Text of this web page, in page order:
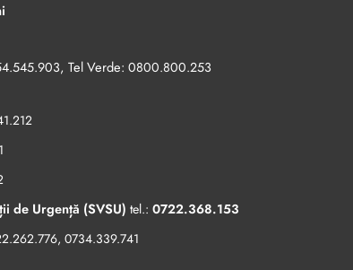
, Tel Verde: 0800.800.253
de Urgență (SVSU) tel.: 0722.368.153
, 0734.339.741